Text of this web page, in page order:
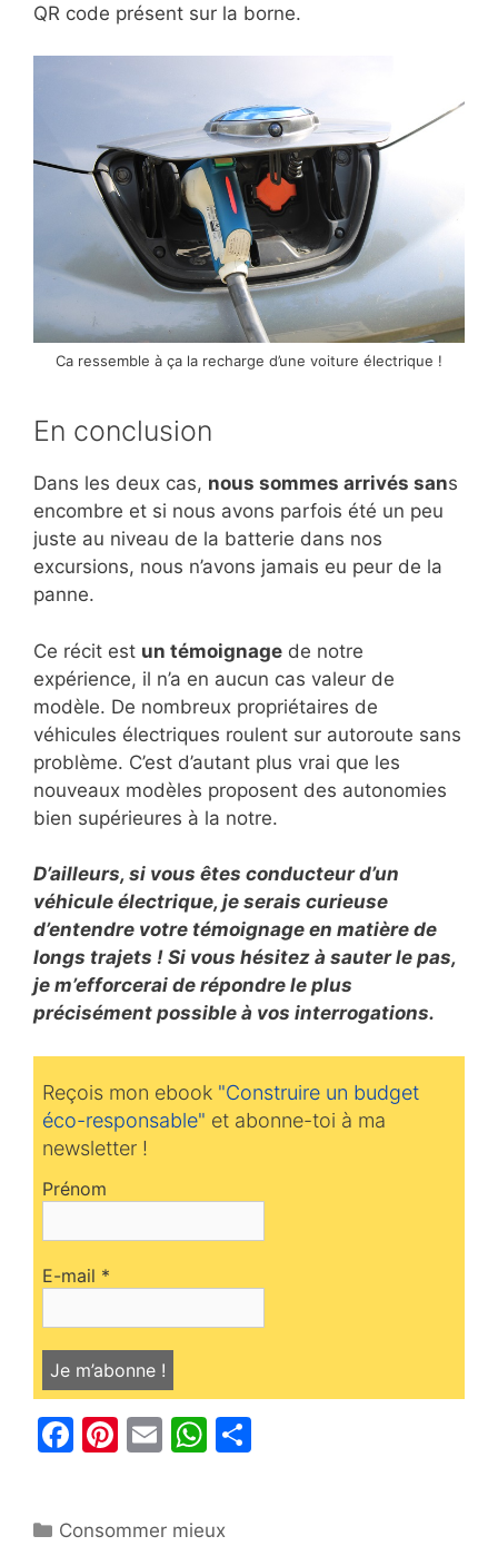
QR code présent sur la borne.
Ca ressemble à ça la recharge d’une voiture électrique !
En conclusion
Dans les deux cas, nous sommes arrivés sans
encombre et si nous avons parfois été un peu
juste au niveau de la batterie dans nos
excursions, nous n’avons jamais eu peur de la
panne.
Ce récit est un témoignage de notre
expérience, il n’a en aucun cas valeur de
modèle. De nombreux propriétaires de
véhicules électriques roulent sur autoroute sans
problème. C’est d’autant plus vrai que les
nouveaux modèles proposent des autonomies
bien supérieures à la notre.
D’ailleurs, si vous êtes conducteur d’un
véhicule électrique, je serais curieuse
d’entendre votre témoignage en matière de
longs trajets ! Si vous hésitez à sauter le pas,
je m’efforcerai de répondre le plus
précisément possible à vos interrogations.
Reçois mon ebook "Construire un budget
éco-responsable" et abonne-toi à ma
newsletter !
Prénom
E-mail *
F
Pi E
W
Catégories
Consommer mieux